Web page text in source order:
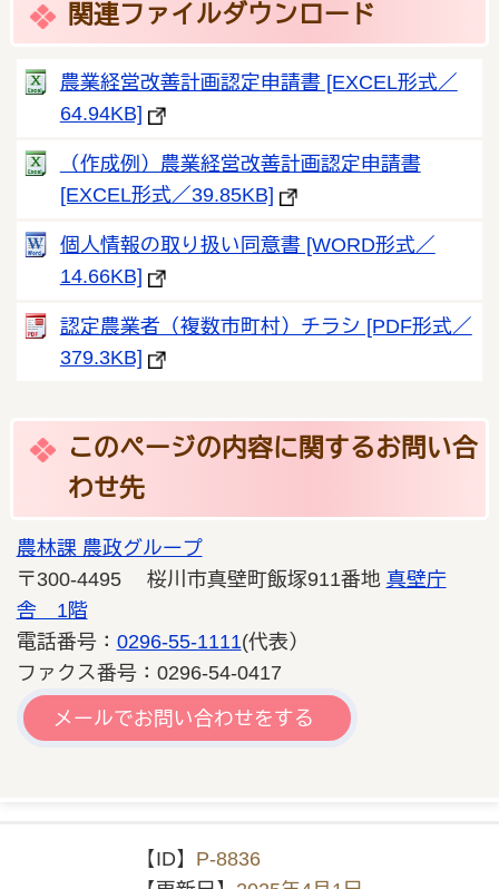
関連ファイルダウンロード
農業経営改善計画認定申請書 [EXCEL形式／
64.94KB]
（作成例）農業経営改善計画認定申請書
[EXCEL形式／39.85KB]
個人情報の取り扱い同意書 [WORD形式／
14.66KB]
認定農業者（複数市町村）チラシ [PDF形式／
379.3KB]
このページの内容に関するお問い合
わせ先
農林課 農政グループ
〒300-4495 桜川市真壁町飯塚911番地 真壁庁
舎 1階
電話番号： 0296-55-1111(代表）
ファクス番号：0296-54-0417
メールでお問い合わせをする
【ID】 P-8836